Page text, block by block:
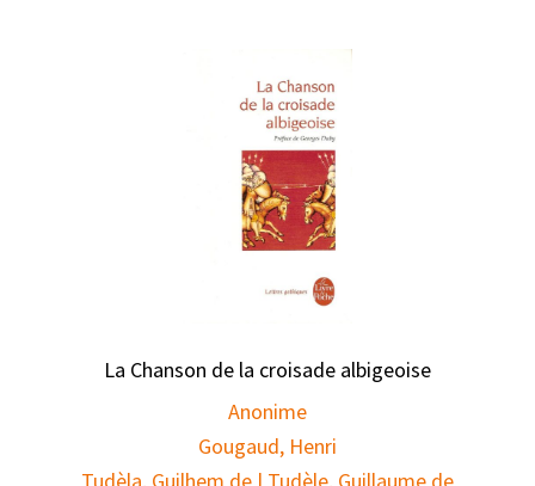
La Chanson de la croisade albigeoise
Anonime
Gougaud, Henri
Tudèla, Guilhem de | Tudèle, Guillaume de